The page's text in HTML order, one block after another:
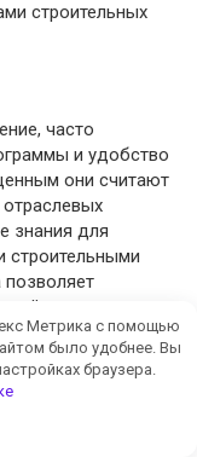
строительных
часто
и удобство
они считают
знания для
строительными
работы в
Метрика с помощью
было удобнее. Вы
браузера.